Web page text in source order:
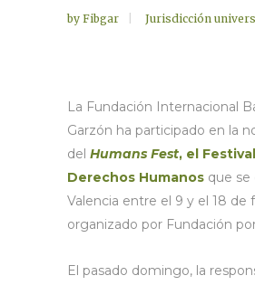
by Fibgar Jurisdicción
La Fundación Internacional
Garzón ha participado en la
del Humans Fest, el
Derechos Humanos que se
Valencia entre el 9 y el 18 de
organizado por Fundación
El pasado domingo, la